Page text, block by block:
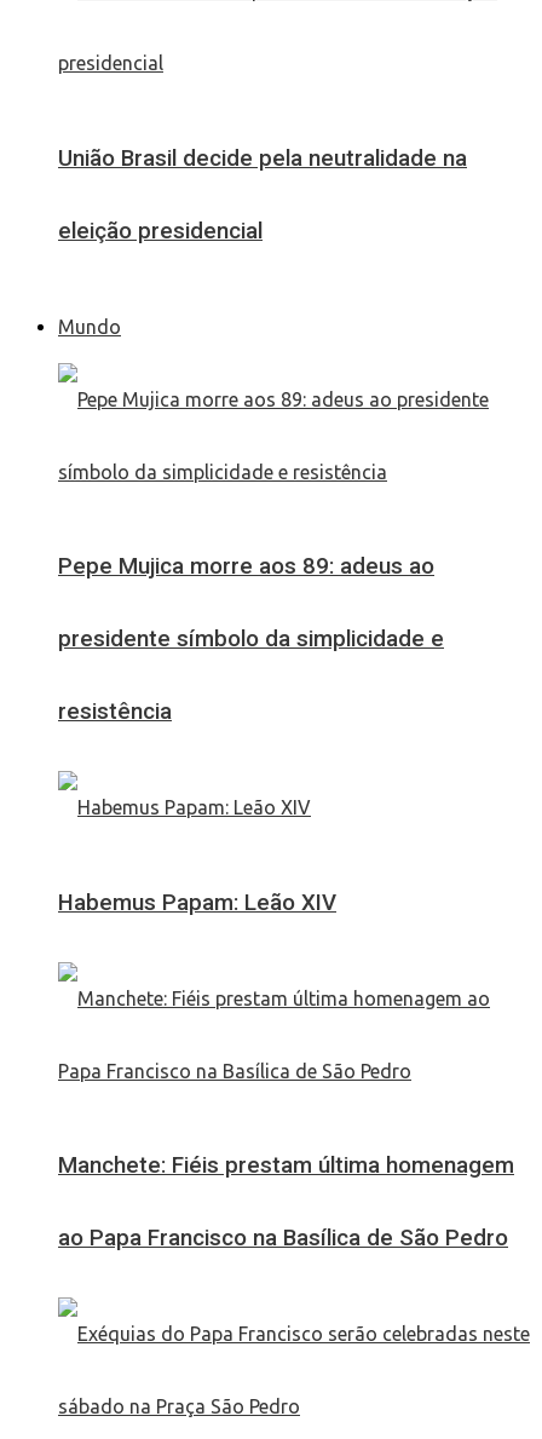
União Brasil decide pela neutralidade na
eleição presidencial
Mundo
Pepe Mujica morre aos 89: adeus ao
presidente símbolo da simplicidade e
resistência
Habemus Papam: Leão XIV
Manchete: Fiéis prestam última homenagem
ao Papa Francisco na Basílica de São Pedro